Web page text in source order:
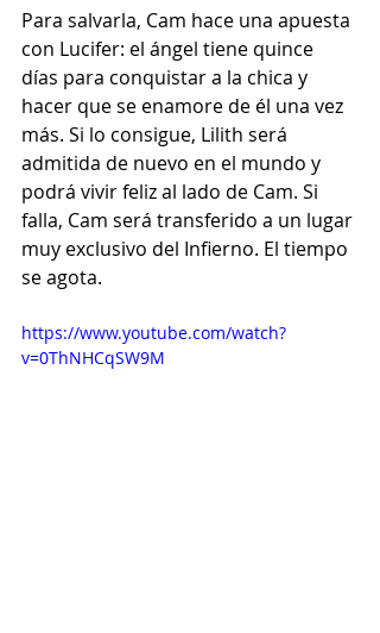
Para salvarla, Cam hace una apuesta
con Lucifer: el ángel tiene quince
días para conquistar a la chica y
hacer que se enamore de él una vez
más. Si lo consigue, Lilith será
admitida de nuevo en el mundo y
podrá vivir feliz al lado de Cam. Si
falla, Cam será transferido a un lugar
muy exclusivo del Infierno. El tiempo
se agota.
https://www.youtube.com/watch?
v=0ThNHCqSW9M